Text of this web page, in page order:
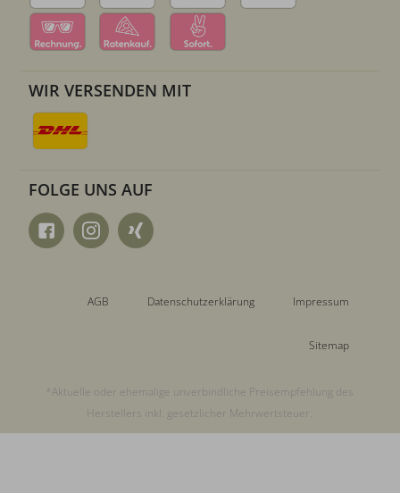
WIR VERSENDEN MIT
FOLGE UNS AUF
AGB Datenschutzerklärung Impressum
Sitemap
*Aktuelle oder ehemalige unverbindliche Preisempfehlung des
Herstellers inkl. gesetzlicher Mehrwertsteuer.